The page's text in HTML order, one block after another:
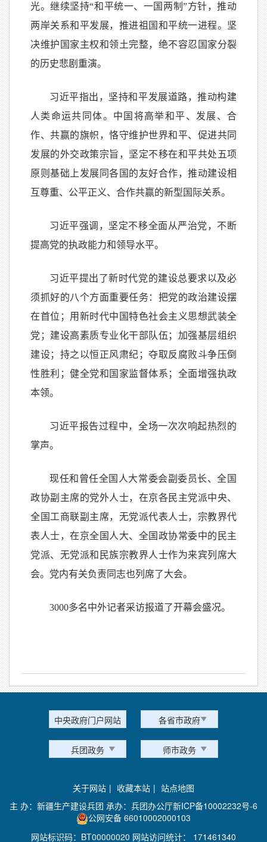
光。继续坚持“和平统一、一国两制”方针，推动
两岸关系和平发展，推进祖国和平统一进程。坚
决维护国家主权和领土完整，绝不容忍国家分裂
的历史悲剧重演。
习近平指出，坚持和平发展道路，推动构建
人类命运共同体。中国将高举和平、发展、合
作、共赢的旗帜，恪守维护世界和平、促进共同
发展的外交政策宗旨，坚定不移在和平共处五项
原则基础上发展同各国的友好合作，推动建设相
互尊重、公平正义、合作共赢的新型国际关系。
习近平强调，坚定不移全面从严治党，不断
提高党的执政能力和领导水平。
习近平提出了新时代党的建设总要求以及必
须抓好的八个方面重要任务：把党的政治建设摆
在首位；用新时代中国特色社会主义思想武装全
党；建设高素质专业化干部队伍；加强基层组织
建设；持之以恒正风肃纪；夺取反腐败斗争压倒
性胜利；健全党和国家监督体系；全面增强执政
本领。
习近平报告过程中，全场一次次响起热烈的
掌声。
现任和曾任全国人大常委会副委员长、全国
政协副主席的党外人士，在京各民主党派中央、
全国工商联副主席，无党派代表人士，宗教界代
表人士，在京全国人大、全国政协常委中的民主
党派、无党派和民族宗教界人士作为来宾列席大
会。党内有关负责同志也列席了大会。
3000多名中外记者采访报道了开幕会盛况。
中央政府门户网站 各省市政府
兵团政务 师市政务
关于网站 | 收藏本站 | 站点地图
主 办：新疆生产建设兵团 承办：兵团办公厅新ICP备10002232号-6
公网安备 66010002000103
网站标识码：BT00000020 网站访问统计： 171461340